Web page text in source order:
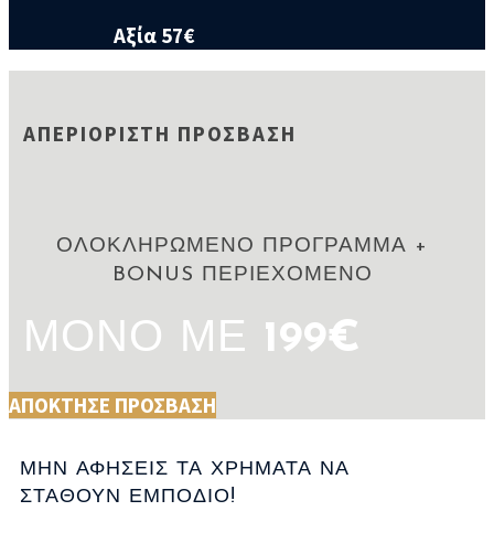
Αξία 57€
ΑΠΕΡΙΟΡΙΣΤΗ ΠΡΟΣΒΑΣΗ
ΟΛΟΚΛΗΡΩΜΕΝΟ ΠΡΟΓΡΑΜΜΑ +
BONUS ΠΕΡΙΕΧΟΜΕΝΟ
ΜΟΝΟ ΜΕ 199€
ΑΠΟΚΤΗΣΕ ΠΡΟΣΒΑΣΗ
ΜΗΝ ΑΦΗΣΕΙΣ ΤΑ ΧΡΗΜΑΤΑ ΝΑ
ΣΤΑΘΟΥΝ ΕΜΠΟΔΙΟ!